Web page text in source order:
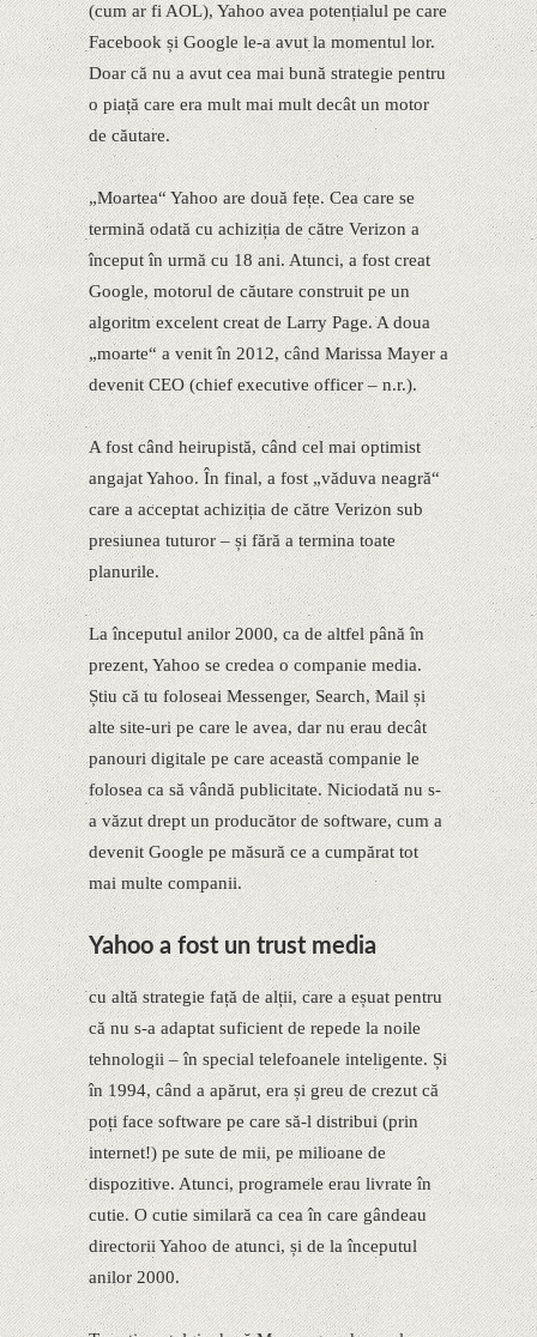
(cum ar fi AOL), Yahoo avea potențialul pe care
Facebook și Google le-a avut la momentul lor.
Doar că nu a avut cea mai bună strategie pentru
o piață care era mult mai mult decât un motor
de căutare.
„Moartea“ Yahoo are două fețe. Cea care se
termină odată cu achiziția de către Verizon a
început în urmă cu 18 ani. Atunci, a fost creat
Google, motorul de căutare construit pe un
algoritm excelent creat de Larry Page. A doua
„moarte“ a venit în 2012, când Marissa Mayer a
devenit CEO (chief executive officer – n.r.).
A fost când heirupistă, când cel mai optimist
angajat Yahoo. În final, a fost „văduva neagră“
care a acceptat achiziția de către Verizon sub
presiunea tuturor – și fără a termina toate
planurile.
La începutul anilor 2000, ca de altfel până în
prezent, Yahoo se credea o companie media.
Știu că tu foloseai Messenger, Search, Mail și
alte site-uri pe care le avea, dar nu erau decât
panouri digitale pe care această companie le
folosea ca să vândă publicitate. Niciodată nu s-
a văzut drept un producător de software, cum a
devenit Google pe măsură ce a cumpărat tot
mai multe companii.
Yahoo a fost un trust media
cu altă strategie față de alții, care a eșuat pentru
că nu s-a adaptat suficient de repede la noile
tehnologii – în special telefoanele inteligente. Și
în 1994, când a apărut, era și greu de crezut că
poți face software pe care să-l distribui (prin
internet!) pe sute de mii, pe milioane de
dispozitive. Atunci, programele erau livrate în
cutie. O cutie similară ca cea în care gândeau
directorii Yahoo de atunci, și de la începutul
anilor 2000.